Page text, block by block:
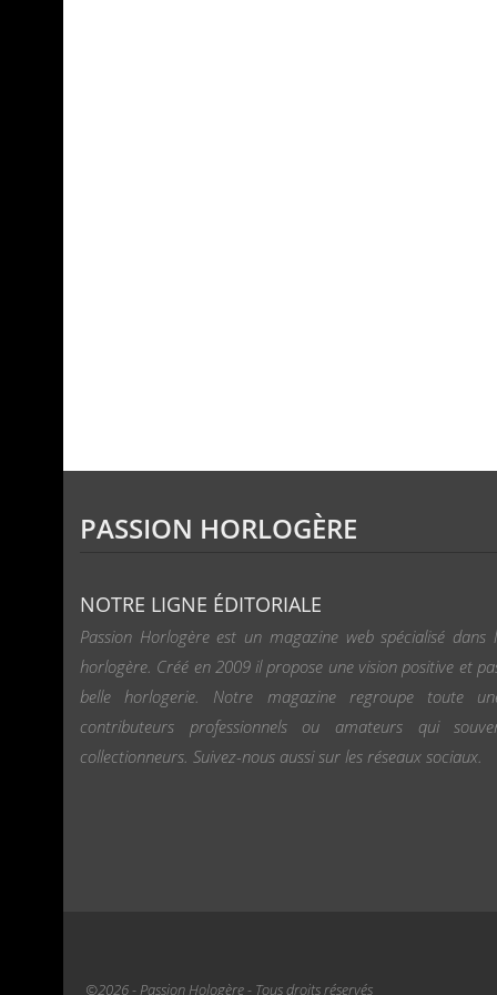
PASSION HORLOGÈRE
NOTRE LIGNE ÉDITORIALE
Passion Horlogère est un magazine web spécialisé dans
horlogère. Créé en 2009 il propose une vision positive et
belle horlogerie. Notre magazine regroupe toute
contributeurs professionnels ou amateurs qui
collectionneurs. Suivez-nous aussi sur les réseaux sociaux.
©2026 - Passion Hologère - Tous droits réservés